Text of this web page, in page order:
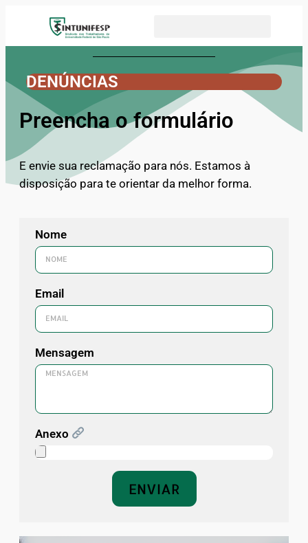
DENÚNCIAS
Preencha o formulário
E envie sua reclamação para nós. Estamos à
disposição para te orientar da melhor forma.
Nome
Email
Mensagem
Anexo
ENVIAR